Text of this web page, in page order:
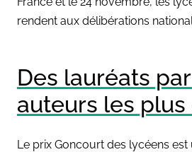
rendent aux délibérations
Des lauréats
auteurs les
Le prix Goncourt des lycéens